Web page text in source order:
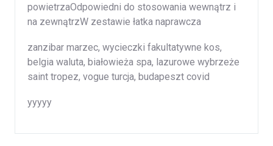
powietrzaOdpowiedni do stosowania wewnątrz i
na zewnątrzW zestawie łatka naprawcza
zanzibar marzec, wycieczki fakultatywne kos,
belgia waluta, białowieża spa, lazurowe wybrzeże
saint tropez, vogue turcja, budapeszt covid
yyyyy